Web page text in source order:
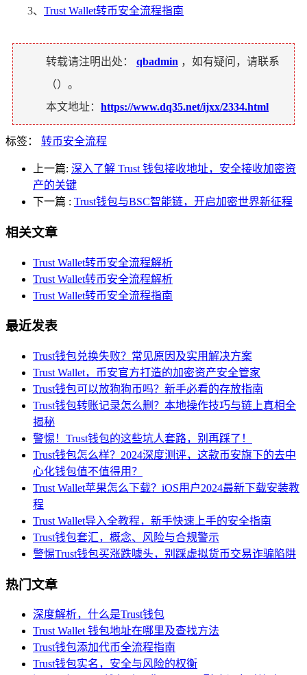
3、 Trust Wallet转币安全流程指南
转载请注明出处： qbadmin ，如有疑问，请联系
（）。
本文地址： https://www.dq35.net/ijxx/2334.html
标签： 转币安全流程
上一篇: 深入了解 Trust 钱包接收地址，安全接收加密资
产的关键
下一篇 : Trust钱包与BSC智能链，开启加密世界新征程
相关文章
Trust Wallet转币安全流程解析
Trust Wallet转币安全流程解析
Trust Wallet转币安全流程指南
最近发表
Trust钱包兑换失败？常见原因及实用解决方案
Trust Wallet，币安官方打造的加密资产安全管家
Trust钱包可以放狗狗币吗？新手必看的存放指南
Trust钱包转账记录怎么删？本地操作技巧与链上真相全
揭秘
警惕！Trust钱包的这些坑人套路，别再踩了！
Trust钱包怎么样？2024深度测评，这款币安旗下的去中
心化钱包值不值得用？
Trust Wallet苹果怎么下载？iOS用户2024最新下载安装教
程
Trust Wallet导入全教程，新手快速上手的安全指南
Trust钱包套汇，概念、风险与合规警示
警惕Trust钱包买涨跌噱头，别踩虚拟货币交易诈骗陷阱
热门文章
深度解析，什么是Trust钱包
Trust Wallet 钱包地址在哪里及查找方法
Trust钱包添加代币全流程指南
Trust钱包实名，安全与风险的权衡